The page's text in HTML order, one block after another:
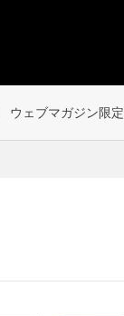
ウェブマガジン限定